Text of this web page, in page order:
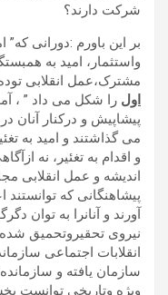
شرکت دارند؟
بر این باورم :دورانی
واستثمار، امید به
مشترک،عمل انقلابی
اول را شکل می داد ” ،
پیشاپیش و درکنار آنان در
می گذاشتند و امید به
و اقدام به تغئیر، نه
اندیشه و عمل انقلابی
پیشاهنگانی که
آورند و آنانرا به توان
نیروی تحقیروتحمیق شده
انقلابات اجتماعی
سازمان یافته و
ویژه وتاریخی توانست